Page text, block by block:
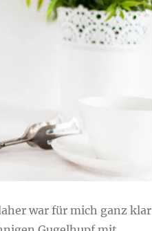
war für mich ganz klar